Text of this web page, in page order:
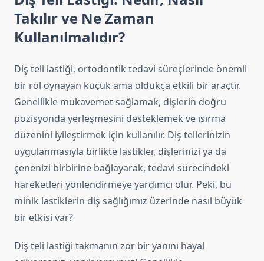
Takılır ve Ne Zaman
Kullanılmalıdır?
Diş teli lastiği, ortodontik tedavi süreçlerinde önemli
bir rol oynayan küçük ama oldukça etkili bir araçtır.
Genellikle mukavemet sağlamak, dişlerin doğru
pozisyonda yerleşmesini desteklemek ve ısırma
düzenini iyileştirmek için kullanılır. Diş tellerinizin
uygulanmasıyla birlikte lastikler, dişlerinizi ya da
çenenizi birbirine bağlayarak, tedavi sürecindeki
hareketleri yönlendirmeye yardımcı olur. Peki, bu
minik lastiklerin diş sağlığımız üzerinde nasıl büyük
bir etkisi var?
Diş teli lastiği takmanın zor bir yanını hayal